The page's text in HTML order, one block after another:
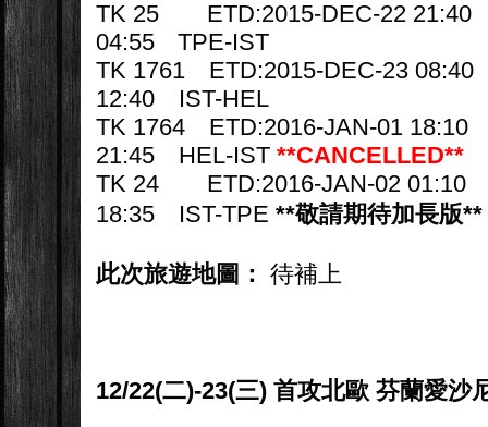
TK 25 ETD:2015-DEC-22 21:40
04:55 TPE-IST
TK 1761 ETD:2015-DEC-23
12:40 IST-HEL
TK 1764 ETD:2016-JAN-01 18:10
21:45 HEL-IST**CANCELLED**
TK 24 ETD:2016-JAN-02 01:10
18:35 IST-TPE**敬請期待加長版**
此次旅遊地圖： 待補上
12/22(二)-23(三) 首攻北歐 芬蘭愛沙